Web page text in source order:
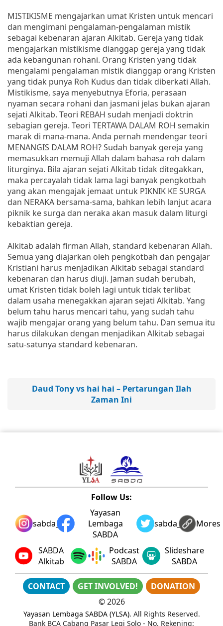
MISTIKISME mengajarkan umat Kristen untuk mencari
dan mengimani pengalaman-pengalaman mistik
sebagai kebenaran ajaran Alkitab. Gereja yang tidak
mengajarkan mistikisme dianggap gereja yang tidak
ada kebangunan rohani. Orang Kristen yang tidak
mengalami pengalaman mistik dianggap orang Kristen
yang tidak punya Roh Kudus dan tidak diberkati Allah.
Mistikisme, saya menyebutnya Eforia, perasaan
nyaman secara rohani dan jasmani jelas bukan ajaran
sejati Alkitab. Teori REBAH sudah menjadi doktrin
sebagian gereja. Teori TERTAWA DALAM ROH semakin
marak di mana-mana. Anda pernah mendengar teori
MENANGIS DALAM ROH? Sudah banyak gereja yang
memasukkan memuji Allah dalam bahasa roh dalam
liturginya. Bila ajaran sejati Alkitab tidak ditegakkan,
maka percayalah tidak lama lagi banyak pengkotbah
yang akan mengajak jemaat untuk PIKNIK KE SURGA
dan NERAKA bersama-sama, bahkan lebih lanjut acara
piknik ke surga dan neraka akan masuk dalam liturgi
kebaktian gereja.
Alkitab adalah firman Allah, standard kebenaran Allah.
Semua yang diajarkan oleh pengkotbah dan pengajar
Kristiani harus menjadikan Alkitab sebagai standard
kebenaran dan harus diuji. Jaman sudah berubah,
umat Kristen tidak boleh lagi untuk tidak terlibat
dalam usaha menegakkan ajaran sejati Alkitab. Yang
belum tahu harus mencari tahu, yang sudah tahu
wajib mengajar orang yang belum tahu. Dan semua itu
harus dilakukan dengan menjadikan Alkitab sebagai
satu-satunya standard kebenaran.
Daud Tony vs hai hai – Pertarungan Ilah
Zaman Ini
Follow Us:
sabda_ylsa
Yayasan
Lembaga
SABDA
sabda_ylsaMores
SABDA
Alkitab
Podcast
SABDA
Slideshare
SABDA
CONTACT GET INVOLVED!
DONATION
©2026
Yayasan Lembaga SABDA (YLSA). All Rights Reserved.
Bank BCA Cabang Pasar Legi Solo - No. Rekening: